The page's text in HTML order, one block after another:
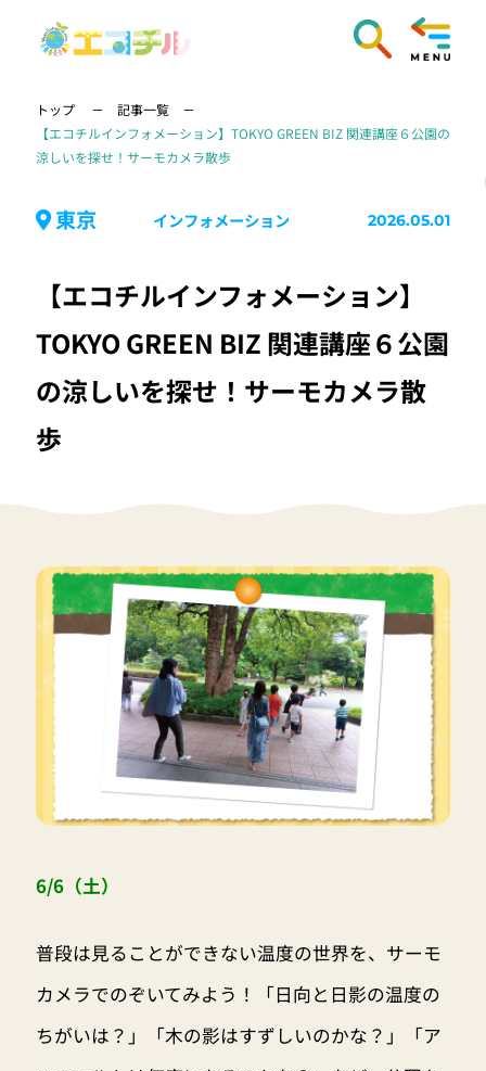
トップ
記事一覧
【エコチルインフォメーション】TOKYO GREEN BIZ 関連講座６公園の
涼しいを探せ！サーモカメラ散歩
東京 インフォメーション 2026.05.01
【エコチルインフォメーション】
TOKYO GREEN BIZ 関連講座６公園
の涼しいを探せ！サーモカメラ散
歩
6/6（土）
普段は見ることができない温度の世界を、サーモ
カメラでのぞいてみよう！「日向と日影の温度の
ちがいは？」「木の影はすずしいのかな？」「ア